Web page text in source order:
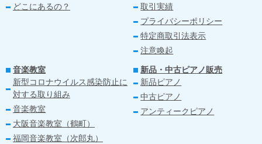
どこにあるの？
取引実績
プライバシーポリシー
特定商取引法表示
注意喚起
音楽教室
新型コロナウイルス感染防止に
対する取り組み
音楽教室
大阪音楽教室（鶴町）
福岡音楽教室（次郎丸）
新品・中古ピアノ販売
新品ピアノ
中古ピアノ
アンティークピアノ